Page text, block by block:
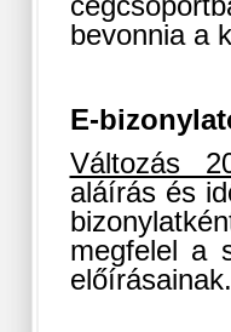
bevonnia a
E-
Változás
aláírás és
megfelel a
előírásainak.